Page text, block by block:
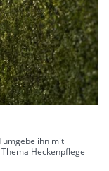
umgebe ihn mit
Heckenpflege